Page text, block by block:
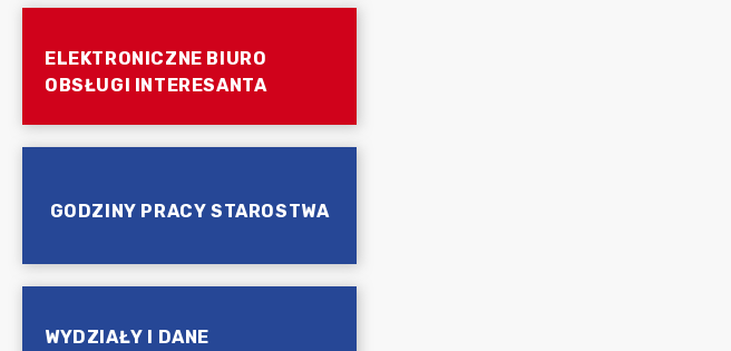
ELEKTRONICZNE BIURO
OBSŁUGI INTERESANTA
GODZINY PRACY STAROSTWA
WYDZIAŁY I DANE